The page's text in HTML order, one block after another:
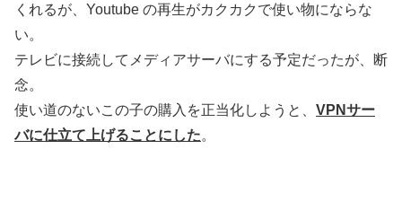
くれるが、Youtube の再生がカクカクで使い物にならな
い。
テレビに接続してメディアサーバにする予定だったが、断
念。
使い道のないこの子の購入を正当化しようと、 VPNサー
バに仕立て上げることにした。